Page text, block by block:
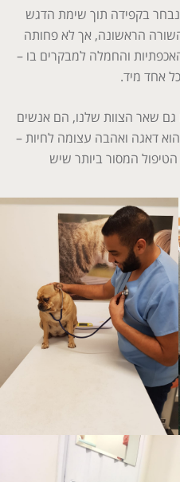
בקפידה תוך שימת הדגש
הראשונה, אך לא פחותה
והחמלה למבקרים בו –
אחד מיד.
גם שאר הצוות שלנו, הם אנשים
דאגה ואהבה עצומה לחיות –
המסור ביותר שיש